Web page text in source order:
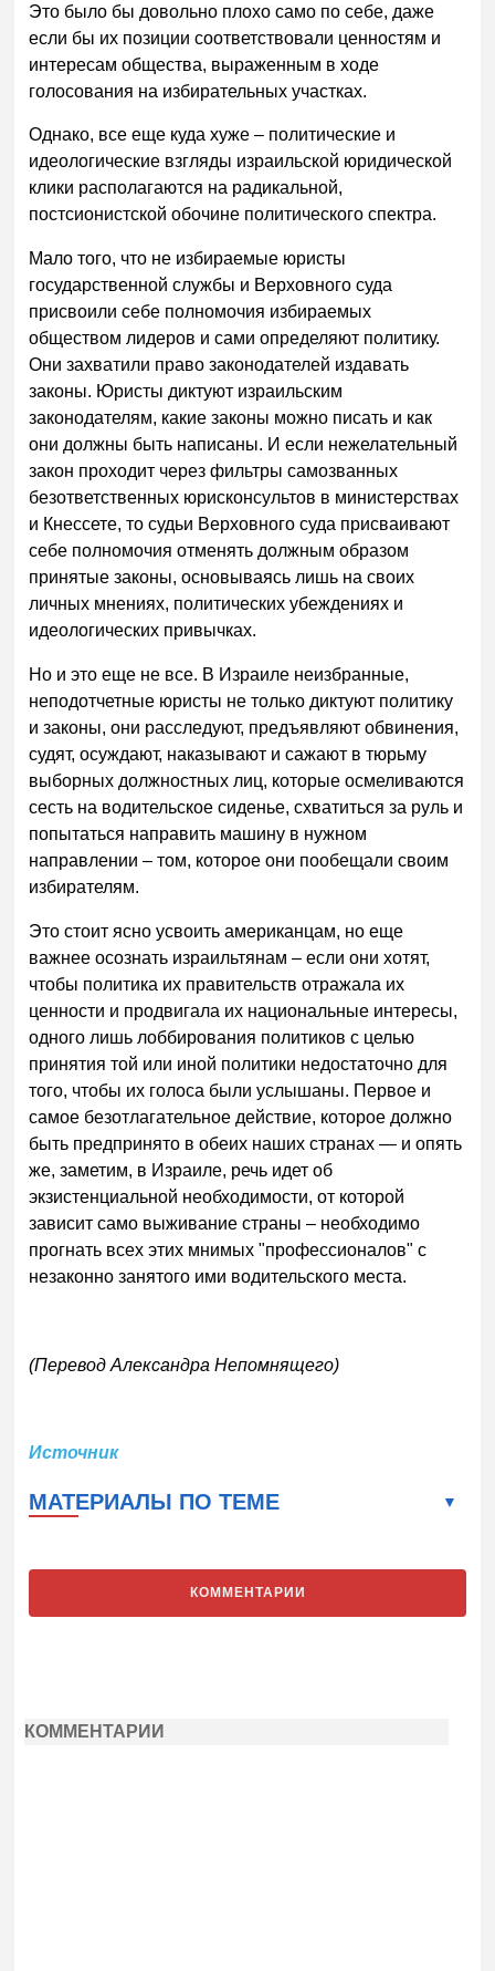
Это было бы довольно плохо само по себе, даже
если бы их позиции соответствовали ценностям и
интересам общества, выраженным в ходе
голосования на избирательных участках.
Однако, все еще куда хуже – политические и
идеологические взгляды израильской юридической
клики располагаются на радикальной,
постсионистской обочине политического спектра.
Мало того, что не избираемые юристы
государственной службы и Верховного суда
присвоили себе полномочия избираемых
обществом лидеров и сами определяют политику.
Они захватили право законодателей издавать
законы. Юристы диктуют израильским
законодателям, какие законы можно писать и как
они должны быть написаны. И если нежелательный
закон проходит через фильтры самозванных
безответственных юрисконсультов в министерствах
и Кнессете, то судьи Верховного суда присваивают
себе полномочия отменять должным образом
принятые законы, основываясь лишь на своих
личных мнениях, политических убеждениях и
идеологических привычках.
Но и это еще не все. В Израиле неизбранные,
неподотчетные юристы не только диктуют политику
и законы, они расследуют, предъявляют обвинения,
судят, осуждают, наказывают и сажают в тюрьму
выборных должностных лиц, которые осмеливаются
сесть на водительское сиденье, схватиться за руль и
попытаться направить машину в нужном
направлении – том, которое они пообещали своим
избирателям.
Это стоит ясно усвоить американцам, но еще
важнее осознать израильтянам – если они хотят,
чтобы политика их правительств отражала их
ценности и продвигала их национальные интересы,
одного лишь лоббирования политиков с целью
принятия той или иной политики недостаточно для
того, чтобы их голоса были услышаны. Первое и
самое безотлагательное действие, которое должно
быть предпринято в обеих наших странах — и опять
же, заметим, в Израиле, речь идет об
экзистенциальной необходимости, от которой
зависит само выживание страны – необходимо
прогнать всех этих мнимых "профессионалов" с
незаконно занятого ими водительского места.
(Перевод Александра Непомнящего)
Источник
МАТЕРИАЛЫ ПО ТЕМЕ
КОММЕНТАРИИ
КОММЕНТАРИИ